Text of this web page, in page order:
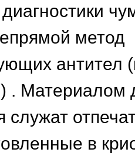
метод
антител
. Материалом
служат
в